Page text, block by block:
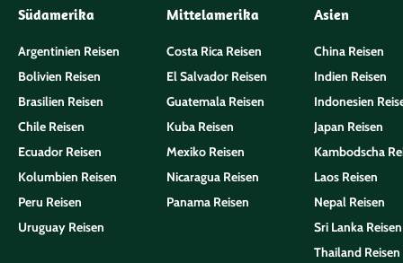
Südamerika
Argentinien Reisen
Bolivien Reisen
Brasilien Reisen
Chile Reisen
Ecuador Reisen
Kolumbien Reisen
Peru Reisen
Uruguay Reisen
Mittelamerika
Costa Rica Reisen
El Salvador Reisen
Guatemala Reisen
Kuba Reisen
Mexiko Reisen
Nicaragua Reisen
Panama Reisen
Asien
China Reisen
Indien Reisen
Indonesien
Japan Reisen
Kambodscha
Laos Reisen
Nepal Reisen
Sri Lanka Reisen
Thailand Reisen